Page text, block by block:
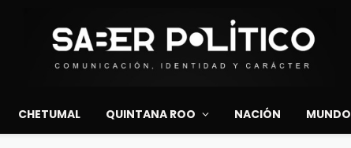
CHETUMAL QUINTANA ROO NACIÓN MUNDO